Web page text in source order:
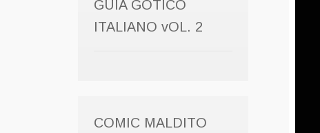
GUÍA GÓTICO
ITALIANO vOL. 2
COMIC MALDITO